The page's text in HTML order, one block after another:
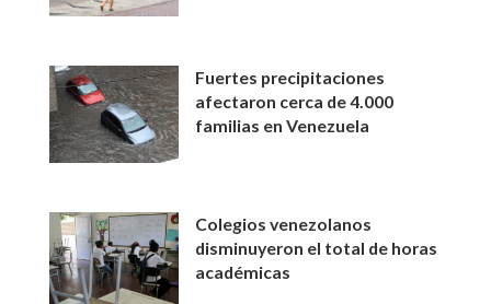
Fuertes precipitaciones
afectaron cerca de 4.000
familias en Venezuela
Colegios venezolanos
disminuyeron el total de horas
académicas